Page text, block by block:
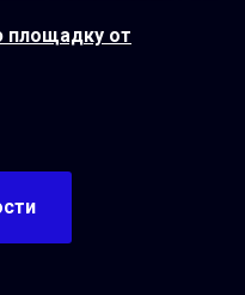
площадку от